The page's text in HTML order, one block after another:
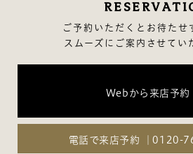
ご予約いただくとお待たせ
スムーズにご案内させてい
Webから来店予約
電話で来店予約 0120-